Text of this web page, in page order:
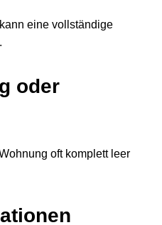
eine vollständige
oder
oft komplett leer